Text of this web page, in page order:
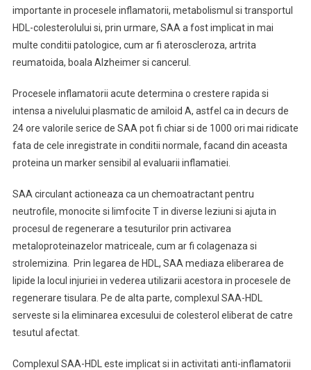
importante in procesele inflamatorii, metabolismul si transportul
HDL-colesterolului si, prin urmare, SAA a fost implicat in mai
multe conditii patologice, cum ar fi ateroscleroza, artrita
reumatoida, boala Alzheimer si cancerul.
Procesele inflamatorii acute determina o crestere rapida si
intensa a nivelului plasmatic de amiloid A, astfel ca in decurs de
24 ore valorile serice de SAA pot fi chiar si de 1000 ori mai ridicate
fata de cele inregistrate in conditii normale, facand din aceasta
proteina un marker sensibil al evaluarii inflamatiei.
SAA circulant actioneaza ca un chemoatractant pentru
neutrofile, monocite si limfocite T in diverse leziuni si ajuta in
procesul de regenerare a tesuturilor prin activarea
metaloproteinazelor matriceale, cum ar fi colagenaza si
strolemizina. Prin legarea de HDL, SAA mediaza eliberarea de
lipide la locul injuriei in vederea utilizarii acestora in procesele de
regenerare tisulara. Pe de alta parte, complexul SAA-HDL
serveste si la eliminarea excesului de colesterol eliberat de catre
tesutul afectat.
Complexul SAA-HDL este implicat si in activitati anti-inflamatorii